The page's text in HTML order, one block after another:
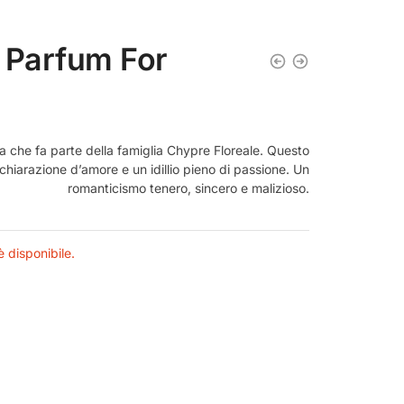
For
che fa parte della famiglia Chypre Floreale. Questo
d’amore e un idillio pieno di passione. Un
romanticismo tenero, sincero e malizioso.
disponibile.